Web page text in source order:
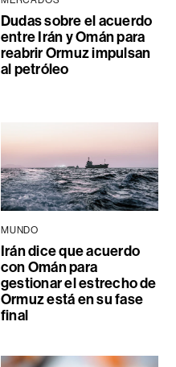
Dudas sobre el acuerdo
entre Irán y Omán para
reabrir Ormuz impulsan
al petróleo
MUNDO
Irán dice que acuerdo
con Omán para
gestionar el estrecho de
Ormuz está en su fase
final